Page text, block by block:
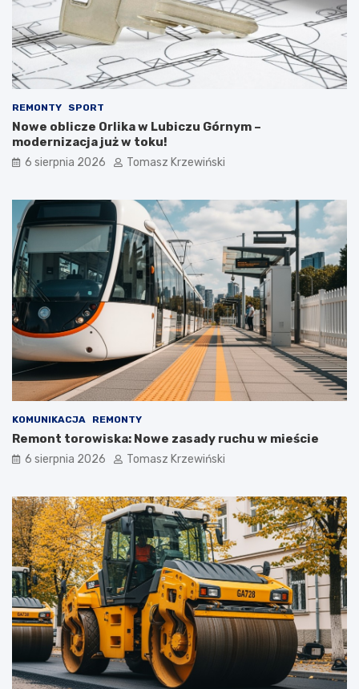
REMONTY SPORT
Nowe oblicze Orlika w Lubiczu Górnym –
modernizacja już w toku!
6 sierpnia 2026 Tomasz Krzewiński
KOMUNIKACJA REMONTY
Remont torowiska: Nowe zasady ruchu w mieście
6 sierpnia 2026 Tomasz Krzewiński